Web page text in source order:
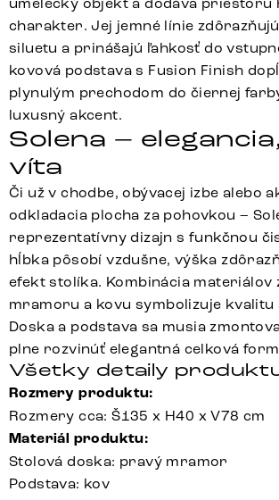
charakter. Jej jemné línie
siluetu a prinášajú ľahkosť do
kovová podstava s Fusion Finish
plynulým prechodom do čiernej
luxusný akcent.
Solena –
víta
Či už v chodbe, obývacej izbe alebo
odkladacia plocha za pohovkou –
reprezentatívny dizajn s funkčnou
hĺbka pôsobí vzdušne, výška
efekt stolíka. Kombinácia materiálov
mramoru a kovu symbolizuje kvalitu
Doska a podstava sa musia
plne rozvinúť elegantná celková
Všetky detaily
Rozmery produktu:
Rozmery cca: Š135 x H40 x V78 cm
Materiál produktu:
Stolová doska: pravý mramor
Podstava: kov